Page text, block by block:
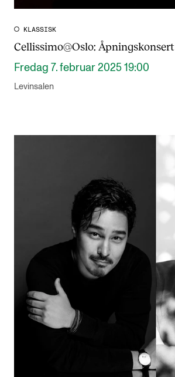
KLASSISK
Cellissimo@Oslo: Åpningskonsert
Fredag 7. februar 2025 19:00
Levinsalen